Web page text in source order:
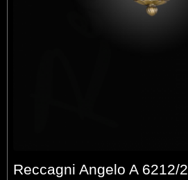
Reccagni Angelo A 6212/2